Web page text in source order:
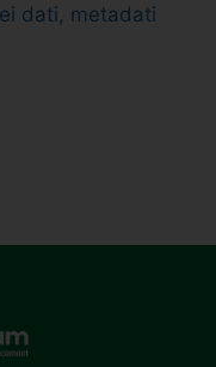
dati, metadati